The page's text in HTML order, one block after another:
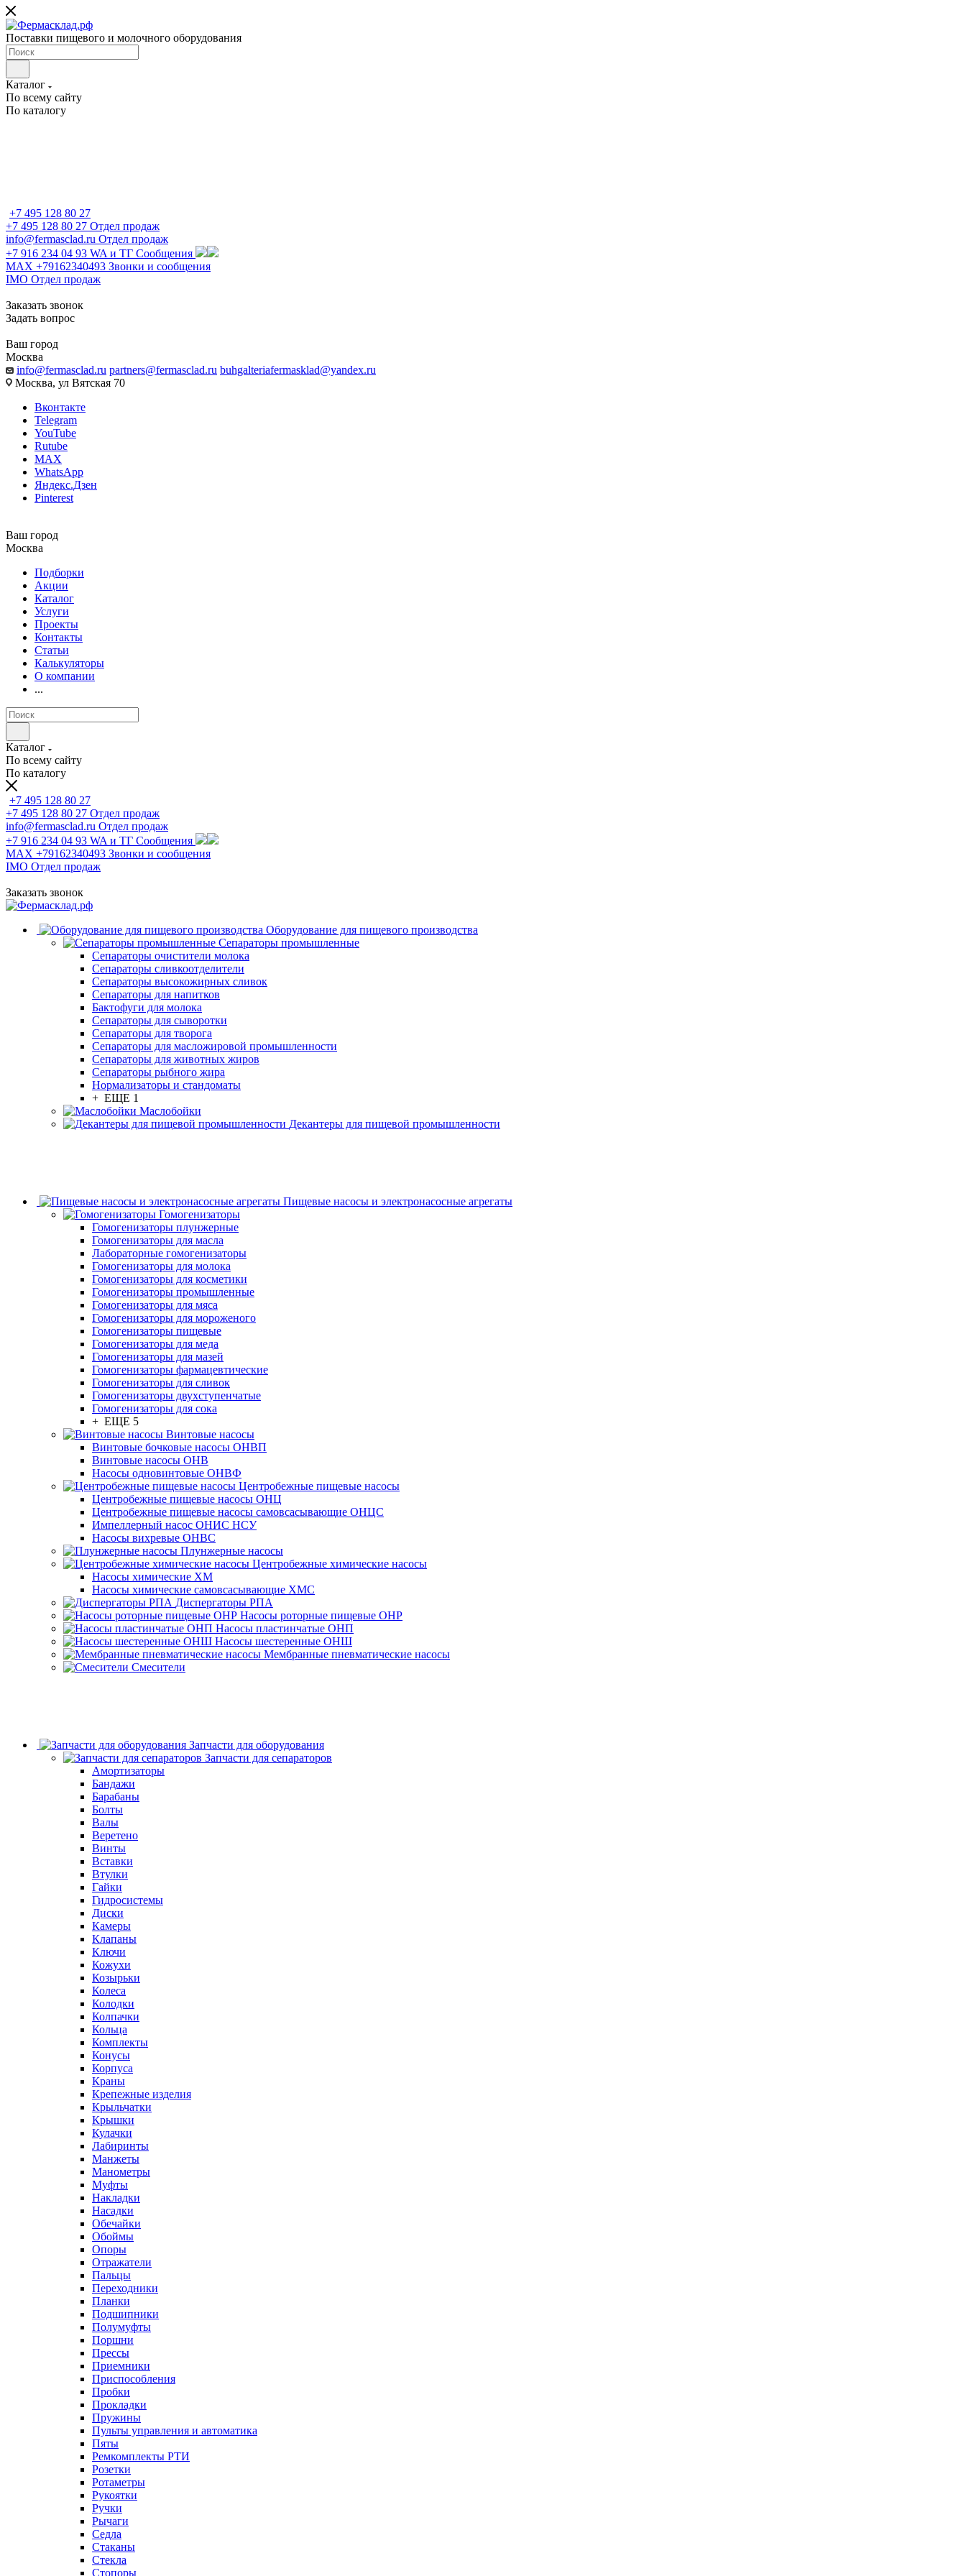
Поставки пищевого и молочного оборудования
Каталог
По всему сайту
По каталогу
+7 495 128 80 27
+7 495 128 80 27 Отдел продаж
info@fermasclad.ru Отдел продаж
+7 916 234 04 93 WA и ТГ Сообщения
MAX +79162340493 Звонки и сообщения
IMO Отдел продаж
Заказать звонок
Задать вопрос
Ваш город
Москва
info@fermasclad.ru partners@fermasclad.ru buhgalteriafermasklad@yandex.ru
Москва, ул Вятская 70
Вконтакте
Telegram
YouTube
Rutube
MAX
WhatsApp
Яндекс.Дзен
Pinterest
Ваш город
Москва
Подборки
Акции
Каталог
Услуги
Проекты
Контакты
Статьи
Калькуляторы
О компании
...
Каталог
По всему сайту
По каталогу
+7 495 128 80 27
+7 495 128 80 27 Отдел продаж
info@fermasclad.ru Отдел продаж
+7 916 234 04 93 WA и ТГ Сообщения
MAX +79162340493 Звонки и сообщения
IMO Отдел продаж
Заказать звонок
Оборудование для пищевого производства
Сепараторы промышленные
Сепараторы очистители молока
Сепараторы сливкоотделители
Сепараторы высокожирных сливок
Сепараторы для напитков
Бактофуги для молока
Сепараторы для сыворотки
Сепараторы для творога
Сепараторы для масложировой промышленности
Сепараторы для животных жиров
Сепараторы рыбного жира
Нормализаторы и стандоматы
+ ЕЩЕ 1
Маслобойки
Декантеры для пищевой промышленности
Пищевые насосы и электронасосные агрегаты
Гомогенизаторы
Гомогенизаторы плунжерные
Гомогенизаторы для масла
Лабораторные гомогенизаторы
Гомогенизаторы для молока
Гомогенизаторы для косметики
Гомогенизаторы промышленные
Гомогенизаторы для мяса
Гомогенизаторы для мороженого
Гомогенизаторы пищевые
Гомогенизаторы для меда
Гомогенизаторы для мазей
Гомогенизаторы фармацевтические
Гомогенизаторы для сливок
Гомогенизаторы двухступенчатые
Гомогенизаторы для сока
+ ЕЩЕ 5
Винтовые насосы
Винтовые бочковые насосы ОНВП
Винтовые насосы ОНВ
Насосы одновинтовые ОНВФ
Центробежные пищевые насосы
Центробежные пищевые насосы ОНЦ
Центробежные пищевые насосы самовсасывающие ОНЦС
Импеллерный насос ОНИС НСУ
Насосы вихревые ОНВС
Плунжерные насосы
Центробежные химические насосы
Насосы химические ХМ
Насосы химические самовсасывающие ХМС
Диспергаторы РПА
Насосы роторные пищевые ОНР
Насосы пластинчатые ОНП
Насосы шестеренные ОНШ
Мембранные пневматические насосы
Смесители
Запчасти для оборудования
Запчасти для сепараторов
Амортизаторы
Бандажи
Барабаны
Болты
Валы
Веретено
Винты
Вставки
Втулки
Гайки
Гидросистемы
Диски
Камеры
Клапаны
Ключи
Кожухи
Козырьки
Колеса
Колодки
Колпачки
Кольца
Комплекты
Конусы
Корпуса
Краны
Крепежные изделия
Крыльчатки
Крышки
Кулачки
Лабиринты
Манжеты
Манометры
Муфты
Накладки
Насадки
Обечайки
Обоймы
Опоры
Отражатели
Пальцы
Переходники
Планки
Подшипники
Полумуфты
Поршни
Прессы
Приемники
Приспособления
Пробки
Прокладки
Пружины
Пульты управления и автоматика
Пяты
Ремкомплекты РТИ
Розетки
Ротаметры
Рукоятки
Ручки
Рычаги
Седла
Стаканы
Стекла
Стопоры